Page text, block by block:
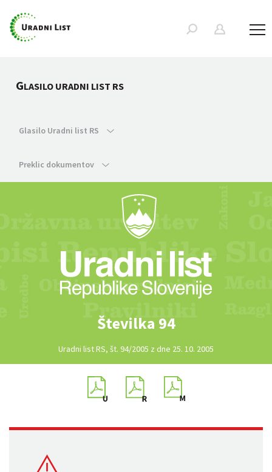
GLASILO URADNI LIST RS
Glasilo Uradni list RS
Preklic dokumentov
Številka 94
Uradni list RS, št. 94/2005 z dne 25. 10. 2005